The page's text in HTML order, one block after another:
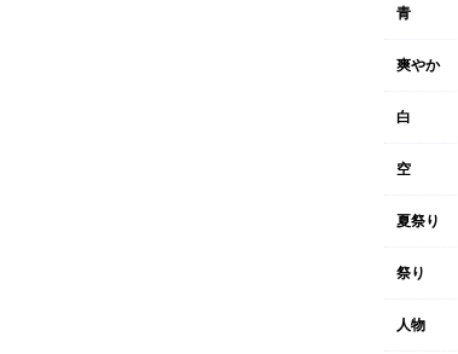
青
爽やか
白
空
夏祭り
祭り
人物